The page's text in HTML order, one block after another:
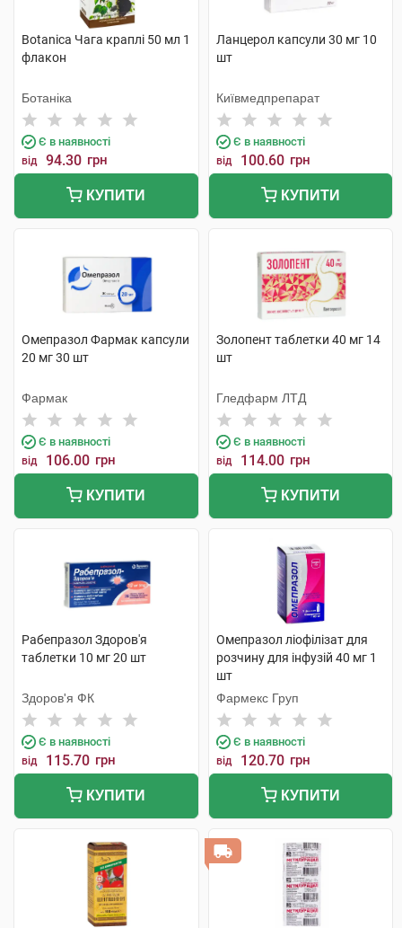
Botanica Чага краплі 50 мл 1
флакон
Ботаніка
Є в наявності
від 94.30 грн
КУПИТИ
Ланцерол капсули 30 мг 10
шт
Київмедпрепарат
Є в наявності
від 100.60 грн
КУПИТИ
Омепразол Фармак капсули
20 мг 30 шт
Фармак
Є в наявності
від 106.00 грн
КУПИТИ
Золопент таблетки 40 мг 14
шт
Гледфарм ЛТД
Є в наявності
від 114.00 грн
КУПИТИ
Рабепразол Здоров'я
таблетки 10 мг 20 шт
Здоров'я ФК
Є в наявності
від 115.70 грн
КУПИТИ
Омепразол ліофілізат для
розчину для інфузій 40 мг 1
шт
Фармекс Груп
Є в наявності
від 120.70 грн
КУПИТИ